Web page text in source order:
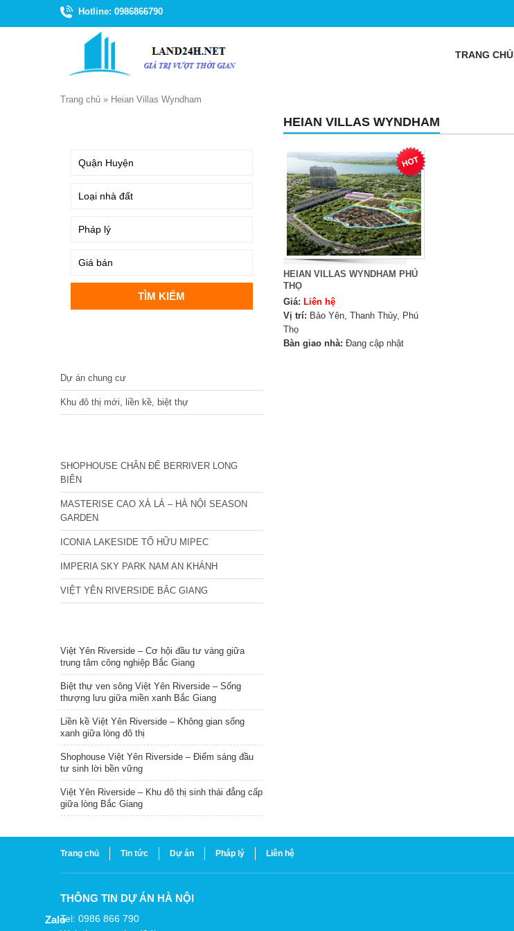
Hotline: 0986866790
TRANG CHỦ
Trang chủ » Heian Villas Wyndham
HEIAN VILLAS WYNDHAM
HEIAN VILLAS WYNDHAM PHÚ
THỌ
Giá: Liên hệ
Vị trí: Bảo Yên, Thanh Thủy, Phú
Thọ
Bàn giao nhà: Đang cập nhật
Dự án chung cư
Khu đô thị mới, liền kề, biệt thự
SHOPHOUSE CHÂN ĐẾ BERRIVER LONG
BIÊN
MASTERISE CAO XÀ LÁ – HÀ NỘI SEASON
GARDEN
ICONIA LAKESIDE TỐ HỮU MIPEC
IMPERIA SKY PARK NAM AN KHÁNH
VIỆT YÊN RIVERSIDE BẮC GIANG
Việt Yên Riverside – Cơ hội đầu tư vàng giữa
trung tâm công nghiệp Bắc Giang
Biệt thự ven sông Việt Yên Riverside – Sống
thượng lưu giữa miền xanh Bắc Giang
Liền kề Việt Yên Riverside – Không gian sống
xanh giữa lòng đô thị
Shophouse Việt Yên Riverside – Điểm sáng đầu
tư sinh lời bền vững
Việt Yên Riverside – Khu đô thị sinh thái đẳng cấp
giữa lòng Bắc Giang
Trang chủ Tin tức Dự án Pháp lý Liên hệ
THÔNG TIN DỰ ÁN HÀ NỘI
Tel: 0986 866 790
Zalo